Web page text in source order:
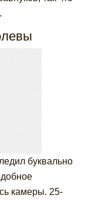
буквально
камеры. 25-